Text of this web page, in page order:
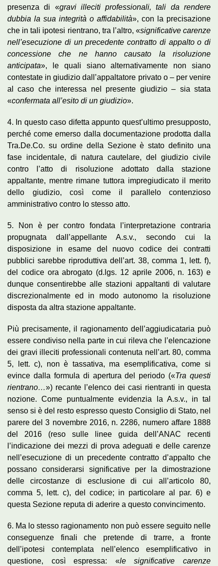
presenza di «gravi illeciti professionali, tali da rendere
dubbia la sua integrità o affidabilità», con la precisazione
che in tali ipotesi rientrano, tra l’altro, «significative carenze
nell’esecuzione di un precedente contratto di appalto o di
concessione che ne hanno causato la risoluzione
anticipata», le quali siano alternativamente non siano
contestate in giudizio dall’appaltatore privato o – per venire
al caso che interessa nel presente giudizio – sia stata
«confermata all’esito di un giudizio».
4. In questo caso difetta appunto quest’ultimo presupposto,
perché come emerso dalla documentazione prodotta dalla
Tra.De.Co. su ordine della Sezione è stato definito una
fase incidentale, di natura cautelare, del giudizio civile
contro l’atto di risoluzione adottato dalla stazione
appaltante, mentre rimane tuttora impregiudicato il merito
dello giudizio, così come il parallelo contenzioso
amministrativo contro lo stesso atto.
5. Non è per contro fondata l’interpretazione contraria
propugnata dall’appellante A.s.v., secondo cui la
disposizione in esame del nuovo codice dei contratti
pubblici sarebbe riproduttiva dell’art. 38, comma 1, lett. f),
del codice ora abrogato (d.lgs. 12 aprile 2006, n. 163) e
dunque consentirebbe alle stazioni appaltanti di valutare
discrezionalmente ed in modo autonomo la risoluzione
disposta da altra stazione appaltante.
Più precisamente, il ragionamento dell’aggiudicataria può
essere condiviso nella parte in cui rileva che l’elencazione
dei gravi illeciti professionali contenuta nell’art. 80, comma
5, lett. c), non è tassativa, ma esemplificativa, come si
evince dalla formula di apertura del periodo («Tra questi
rientrano…») recante l’elenco dei casi rientranti in questa
nozione. Come puntualmente evidenzia la A.s.v., in tal
senso si è del resto espresso questo Consiglio di Stato, nel
parere del 3 novembre 2016, n. 2286, numero affare 1888
del 2016 (reso sulle linee guida dell’ANAC recenti
l’indicazione dei mezzi di prova adeguati e delle carenze
nell’esecuzione di un precedente contratto d’appalto che
possano considerarsi significative per la dimostrazione
delle circostanze di esclusione di cui all’articolo 80,
comma 5, lett. c), del codice; in particolare al par. 6) e
questa Sezione reputa di aderire a questo convincimento.
6. Ma lo stesso ragionamento non può essere seguito nelle
conseguenze finali che pretende di trarre, a fronte
dell’ipotesi contemplata nell’elenco esemplificativo in
questione, così espressa: «le significative carenze